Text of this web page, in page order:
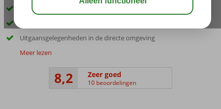
Het strand van El Arenal op 5 min. loopafstand
Uitgaansgelegenheden in de directe omgeving
Meer lezen
8,2 Zeer goed
10 beoordelingen